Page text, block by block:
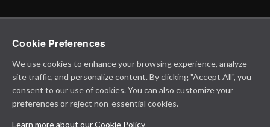
Cookie Preferences
We use cookies to enhance your browsing experience, analyze
site traffic, and personalize content. By clicking "Accept All", you
consent to our use of cookies. You can also customize your
preferences or reject non-essential cookies.
Learn more about our Cookie Policy